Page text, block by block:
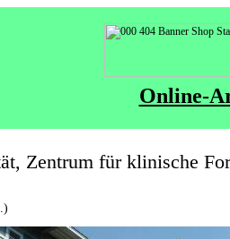
Online-
Zentrum für klinische